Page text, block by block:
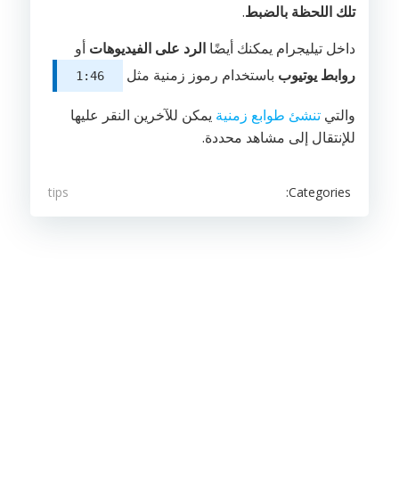
تلك اللحظة بالضبط.
داخل تيليجرام يمكنك أيضًا الرد على الفيديوهات أو
روابط يوتيوب باستخدام رموز زمنية مثل 1:46
والتي تنشئ طوابع زمنية يمكن للآخرين النقر عليها
للإنتقال إلى مشاهد محددة.
Categories:
tips